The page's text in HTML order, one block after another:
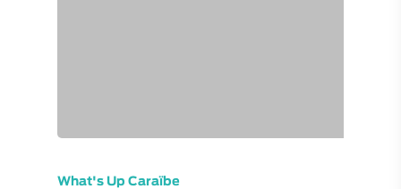
What's Up Caraïbe